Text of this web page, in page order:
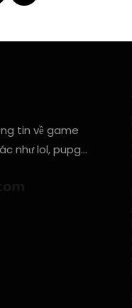
tin về game
như lol, pupg…